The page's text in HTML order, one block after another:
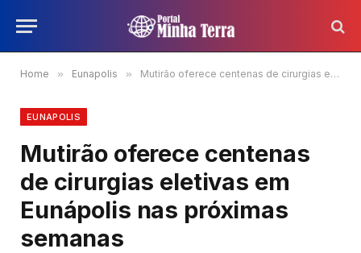
Home » Eunapolis » Mutirão oferece centenas de cirurgias eletivas em Eunápolis nas próximas semanas
EUNAPOLIS
Mutirão oferece centenas
de cirurgias eletivas em
Eunápolis nas próximas
semanas